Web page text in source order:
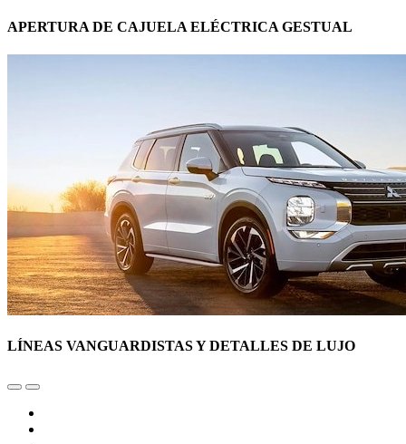
APERTURA DE CAJUELA ELÉCTRICA GESTUAL
LÍNEAS VANGUARDISTAS Y DETALLES DE LUJO